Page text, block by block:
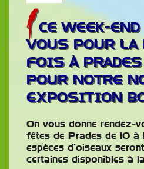
CE WEEK-
VOUS POUR LA
FOIS À
POUR NOTRE
EXPOSITION
On vous donne rendez-
fêtes de Prades de 10 à
espèces d’oiseaux
certaines disponibles à